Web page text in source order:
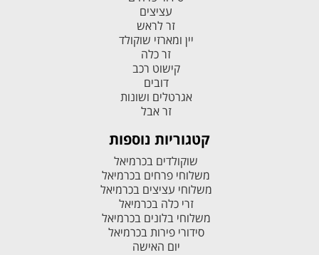
עציצים
זר לראש
יין ומארזי שוקולד
זר כלה
קישוט רכב
דובים
אגרטלים ושונות
זר אבל
קטגוריות נוספות
שוקולדים בכרמיאל
משלוחי פרחים בכרמיאל
משלוחי עציצים בכרמיאל
זרי כלה בכרמיאל
משלוחי בלונים בכרמיאל
סידורי פירות בכרמיאל
יום האישה